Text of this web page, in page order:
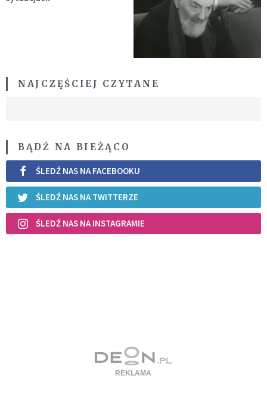
NAJCZĘŚCIEJ CZYTANE
BĄDŹ NA BIEŻĄCO
ŚLEDŹ NAS NA FACEBOOKU
ŚLEDŹ NAS NA TWITTERZE
ŚLEDŹ NAS NA INSTAGRAMIE